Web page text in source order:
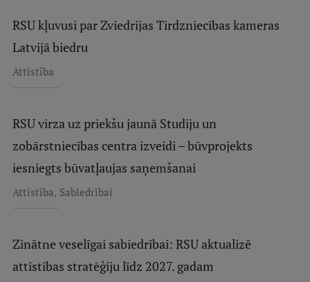
RSU kļuvusi par Zviedrijas Tirdzniecības kameras
Latvijā biedru
Attīstība
RSU virza uz priekšu jaunā Studiju un
zobārstniecības centra izveidi – būvprojekts
iesniegts būvatļaujas saņemšanai
Attīstība, Sabiedrībai
Zinātne veselīgai sabiedrībai: RSU aktualizē
attīstības stratēģiju līdz 2027. gadam